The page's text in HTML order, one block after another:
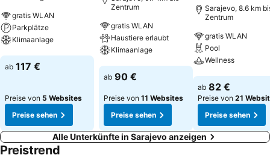
gratis WLAN
Parkplätze
Klimaanlage
Preise sehen
ab 117 €
Preise von 5 Websites
Preise sehen
Zentrum
gratis WLAN
Haustiere erlaubt
Klimaanlage
Preise sehen
ab 90 €
Preise von 11 Websites
Preise sehen
Sarajevo, 8.6 km
Zentrum
gratis WLAN
Pool
Wellness
Preise sehen
ab 82 €
Preise von 21
Preise sehen
Alle Unterkünfte in Sarajevo anzeigen
Preistrend